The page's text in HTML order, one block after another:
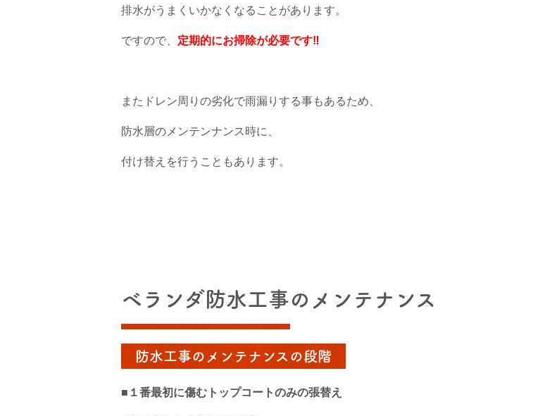
排水がうまくいかなくなることがあります。
ですので、 定期的にお掃除が必要です‼
またドレン周りの劣化で雨漏りする事もあるため、
防水層のメンテンナンス時に、
付け替えを行うこともあります。
ベランダ防水工事のメンテナンス
防水工事のメンテナンスの段階
■１番最初に傷むトップコートのみの張替え